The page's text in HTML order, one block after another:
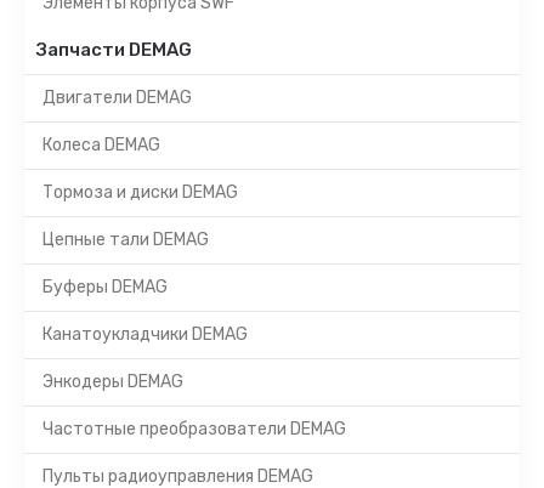
Запчасти DEMAG
Двигатели DEMAG
Колеса DEMAG
Тормоза и диски DEMAG
Цепные тали DEMAG
Буферы DEMAG
Канатоукладчики DEMAG
Энкодеры DEMAG
Частотные преобразователи DEMAG
Пульты радиоуправления DEMAG